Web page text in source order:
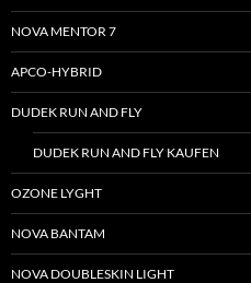
NOVA MENTOR 7
APCO-HYBRID
DUDEK RUN AND FLY
DUDEK RUN AND FLY KAUFEN
OZONE LYGHT
NOVA BANTAM
NOVA DOUBLESKIN LIGHT